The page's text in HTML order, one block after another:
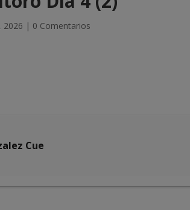
2026 | 0 Comentarios
Cue